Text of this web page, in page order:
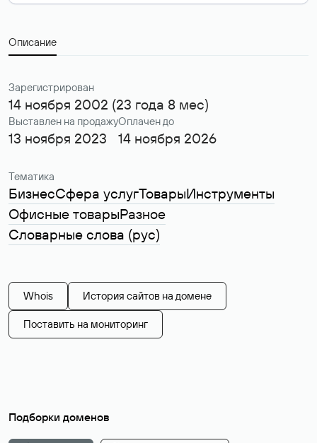
Описание
Зарегистрирован
14 ноября 2002 (23 года 8 мес)
Выставлен на продажу
13 ноября 2023
Оплачен до
14 ноября 2026
Тематика
БизнесСфера услугТоварыИнструменты
Офисные товарыРазное
Словарные слова (рус)
Whois История сайтов на домене
Поставить на мониторинг
Подборки доменов